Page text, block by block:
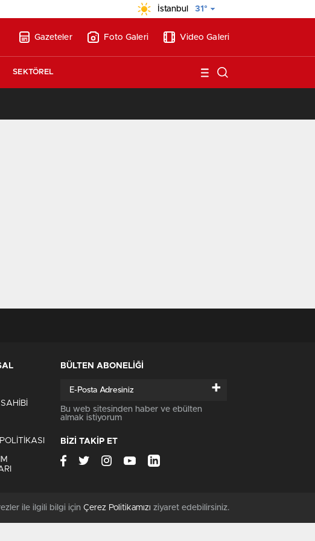
İstanbul 31°
Gazeteler Foto Galeri Video Galeri
SEKTÖREL
BÜLTEN ABONELİĞİ
+
Bu web sitesinden haber ve ebülten
almak istiyorum
BİZİ TAKİP ET
ile ilgili bilgi için Çerez Politikamızı ziyaret edebilirsiniz.